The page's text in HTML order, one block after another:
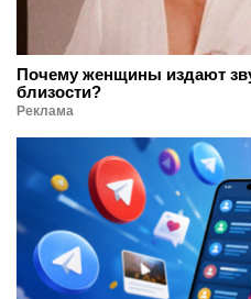
Почему женщины издают
близости?
Реклама